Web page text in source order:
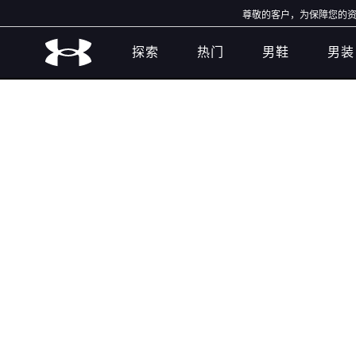
尊敬的客户，为保障您的资
探索 热门 男鞋 男装